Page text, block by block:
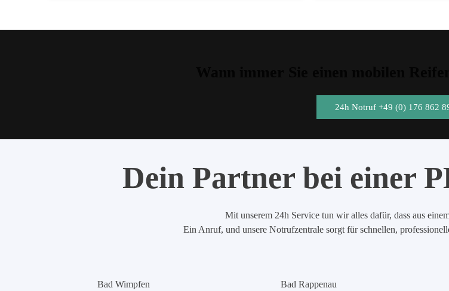
24h Notruf +49 (0) 176 862
Dein Partner bei einer
Mit unserem 24h Service tun wir alles dafür, dass aus
Ein Anruf, und unsere Notrufzentrale sorgt für schnellen,
Bad Wimpfen
Bad Rappenau